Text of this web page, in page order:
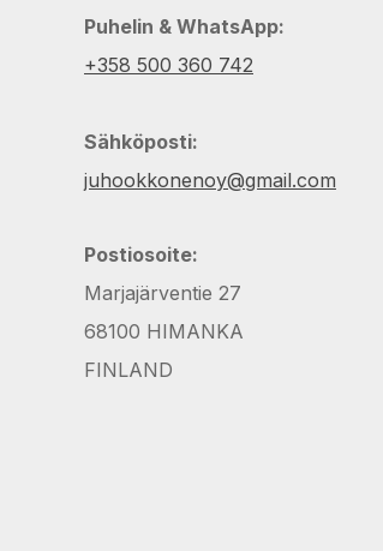
Puhelin & WhatsApp:
+358 500 360 742
Sähköposti:
juhookkonenoy@gmail.com
Postiosoite:
Marjajärventie 27
68100 HIMANKA
FINLAND